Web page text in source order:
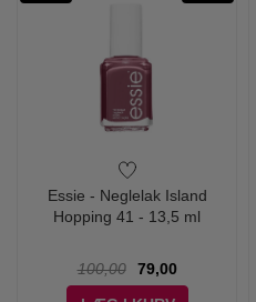
Essie - Neglelak Island
Hopping 41 - 13,5 ml
100,00
79,00